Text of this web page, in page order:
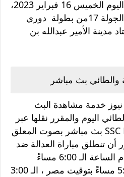
الطائي السعودي ، مساء اليوم الخميس 16 فبراير 2023،
وذلك في إطار منافسات الجولة 17من بطولة دوري
الأمير عبدالله بن
والطائي بث مباشر
خدمة مشاهدة البث
اليوم والمقرر نقلها عبر
شاشة قناة SSC EXTRA 1 HD بث مباشر بصوت المعلق
تنطلق مباراة العدالة ضد
الطائي بث مباشر في تمام الساعة الـ 6:00 مساءً
بتوقيت السعودية ، الـ 5:00 مساءً بتوقيت مصر ، الـ 3:00